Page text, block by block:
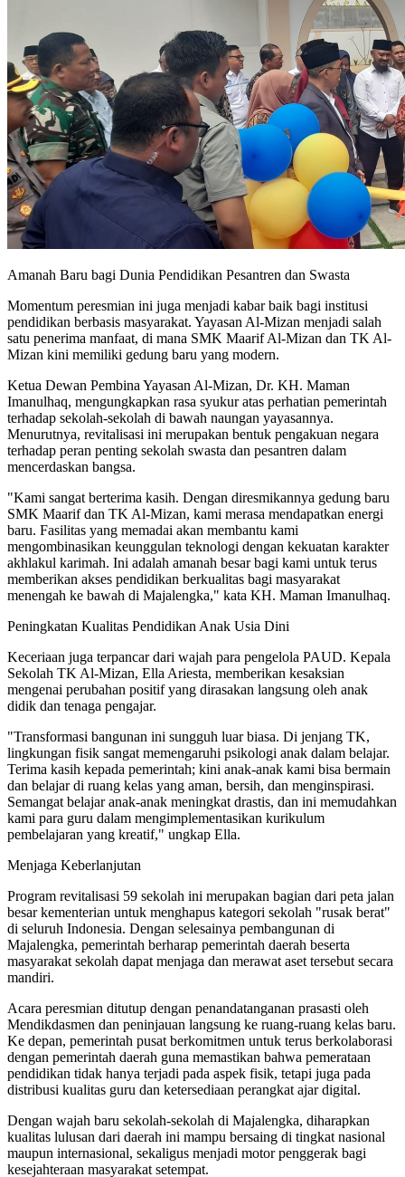
Amanah Baru bagi Dunia Pendidikan Pesantren dan Swasta
Momentum peresmian ini juga menjadi kabar baik bagi institusi
pendidikan berbasis masyarakat. Yayasan Al-Mizan menjadi salah
satu penerima manfaat, di mana SMK Maarif Al-Mizan dan TK Al-
Mizan kini memiliki gedung baru yang modern.
Ketua Dewan Pembina Yayasan Al-Mizan, Dr. KH. Maman
Imanulhaq, mengungkapkan rasa syukur atas perhatian pemerintah
terhadap sekolah-sekolah di bawah naungan yayasannya.
Menurutnya, revitalisasi ini merupakan bentuk pengakuan negara
terhadap peran penting sekolah swasta dan pesantren dalam
mencerdaskan bangsa.
"Kami sangat berterima kasih. Dengan diresmikannya gedung baru
SMK Maarif dan TK Al-Mizan, kami merasa mendapatkan energi
baru. Fasilitas yang memadai akan membantu kami
mengombinasikan keunggulan teknologi dengan kekuatan karakter
akhlakul karimah. Ini adalah amanah besar bagi kami untuk terus
memberikan akses pendidikan berkualitas bagi masyarakat
menengah ke bawah di Majalengka," kata KH. Maman Imanulhaq.
Peningkatan Kualitas Pendidikan Anak Usia Dini
Keceriaan juga terpancar dari wajah para pengelola PAUD. Kepala
Sekolah TK Al-Mizan, Ella Ariesta, memberikan kesaksian
mengenai perubahan positif yang dirasakan langsung oleh anak
didik dan tenaga pengajar.
"Transformasi bangunan ini sungguh luar biasa. Di jenjang TK,
lingkungan fisik sangat memengaruhi psikologi anak dalam belajar.
Terima kasih kepada pemerintah; kini anak-anak kami bisa bermain
dan belajar di ruang kelas yang aman, bersih, dan menginspirasi.
Semangat belajar anak-anak meningkat drastis, dan ini memudahkan
kami para guru dalam mengimplementasikan kurikulum
pembelajaran yang kreatif," ungkap Ella.
Menjaga Keberlanjutan
Program revitalisasi 59 sekolah ini merupakan bagian dari peta jalan
besar kementerian untuk menghapus kategori sekolah "rusak berat"
di seluruh Indonesia. Dengan selesainya pembangunan di
Majalengka, pemerintah berharap pemerintah daerah beserta
masyarakat sekolah dapat menjaga dan merawat aset tersebut secara
mandiri.
Acara peresmian ditutup dengan penandatanganan prasasti oleh
Mendikdasmen dan peninjauan langsung ke ruang-ruang kelas baru.
Ke depan, pemerintah pusat berkomitmen untuk terus berkolaborasi
dengan pemerintah daerah guna memastikan bahwa pemerataan
pendidikan tidak hanya terjadi pada aspek fisik, tetapi juga pada
distribusi kualitas guru dan ketersediaan perangkat ajar digital.
Dengan wajah baru sekolah-sekolah di Majalengka, diharapkan
kualitas lulusan dari daerah ini mampu bersaing di tingkat nasional
maupun internasional, sekaligus menjadi motor penggerak bagi
kesejahteraan masyarakat setempat.